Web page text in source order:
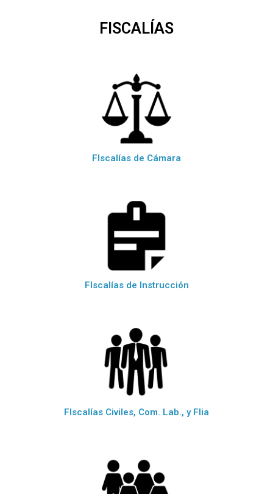
FISCALÍAS
FIscalías de Cámara
FIscalías de Instrucción
FIscalías Civiles, Com. Lab., y Flia